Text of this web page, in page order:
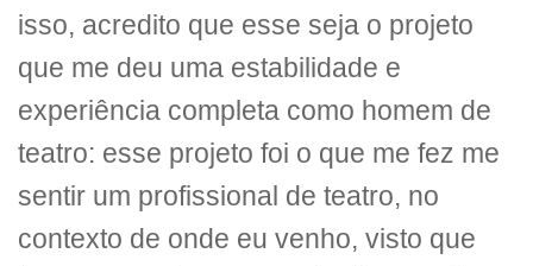
isso, acredito que esse seja o projeto
que me deu uma estabilidade e
experiência completa como homem de
teatro: esse projeto foi o que me fez me
sentir um profissional de teatro, no
contexto de onde eu venho, visto que